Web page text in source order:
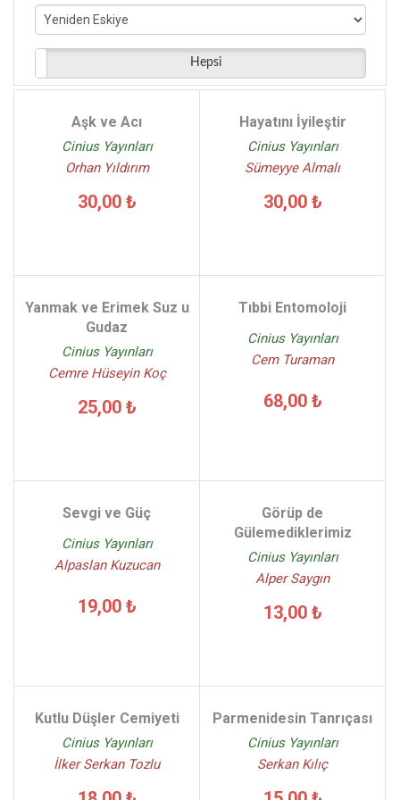
Mert Yalçınkaya - (6)
Şahin Ünal - (6)
Osman Aktaş - (6)
Hepsi
Aşk ve Acı
Cinius Yayınları
Orhan Yıldırım
30,00 ₺
Hayatını İyileştir
Cinius Yayınları
Sümeyye Almalı
30,00 ₺
Yanmak ve Erimek Suz u
Gudaz
Cinius Yayınları
Cemre Hüseyin Koç
25,00 ₺
Tıbbi Entomoloji
Cinius Yayınları
Cem Turaman
68,00 ₺
Sevgi ve Güç
Cinius Yayınları
Alpaslan Kuzucan
19,00 ₺
Görüp de
Gülemediklerimiz
Cinius Yayınları
Alper Saygın
13,00 ₺
Kutlu Düşler Cemiyeti
Cinius Yayınları
İlker Serkan Tozlu
Parmenidesin Tanrıçası
Cinius Yayınları
Serkan Kılıç